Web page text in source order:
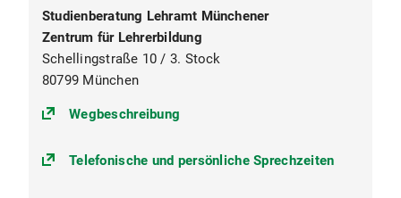
Studienberatung Lehramt Münchener
Zentrum für Lehrerbildung
Schellingstraße 10 / 3. Stock
80799 München
Wegbeschreibung
Telefonische und persönliche Sprechzeiten